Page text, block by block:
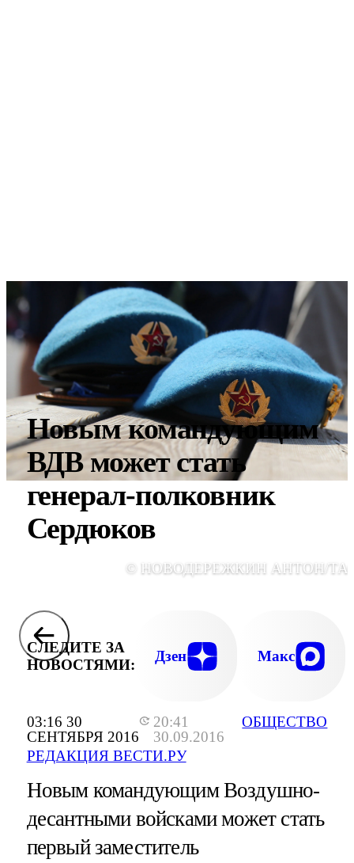
03:16 30
СЕНТЯБРЯ 2016
20:41
30.09.2016
РЕДАКЦИЯ ВЕСТИ.РУ
ОБЩЕСТВО
Новым командующим
ВДВ может стать
генерал-полковник
Сердюков
© НОВОДЕРЕЖКИН АНТОН/
СЛЕДИТЕ ЗА
НОВОСТЯМИ:
Дзен Макс
Новым командующим Воздушно-
десантными войсками может стать
первый заместитель